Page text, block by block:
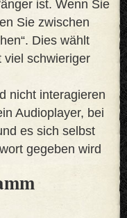
ist. Wenn Sie
Sie zwischen
Dies wählt
viel schwieriger
nicht interagieren
Audioplayer, bei
es sich selbst
gegeben wird